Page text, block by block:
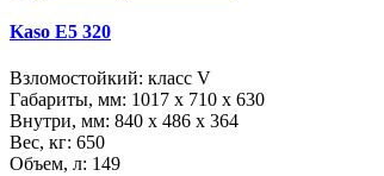
Kaso E5 320
Взломостойкий: класс V
Габариты, мм: 1017 x 710 x 630
Внутри, мм: 840 x 486 x 364
Вес, кг: 650
Объем, л: 149